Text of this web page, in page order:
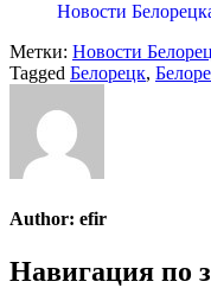
Новости
Метки: Новости
Tagged Белорецк,
Author: efir
Навигация по